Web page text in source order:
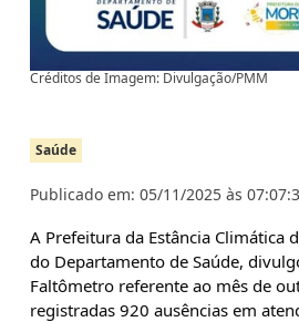
Créditos de Imagem: Divulgação/PMM
Saúde
Publicado em: 05/11/2025 às
A Prefeitura da Estância Climática
do Departamento de Saúde,
Faltômetro referente ao mês de
registradas 920 ausências em